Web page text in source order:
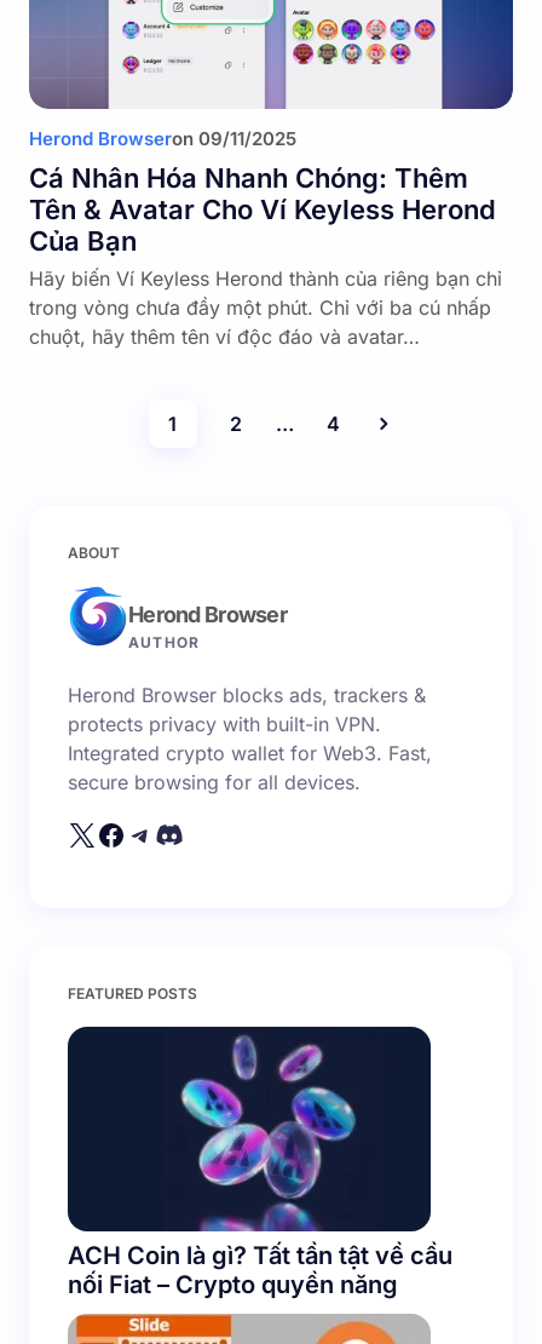
Herond Browseron 09/11/2025
Cá Nhân Hóa Nhanh Chóng: Thêm
Tên & Avatar Cho Ví Keyless Herond
Của Bạn
Hãy biến Ví Keyless Herond thành của riêng bạn chỉ
trong vòng chưa đầy một phút. Chỉ với ba cú nhấp
chuột, hãy thêm tên ví độc đáo và avatar…
1 2 … 4
ABOUT
Herond Browser
AUTHOR
Herond Browser blocks ads, trackers &
protects privacy with built-in VPN.
Integrated crypto wallet for Web3. Fast,
secure browsing for all devices.
FEATURED POSTS
ACH Coin là gì? Tất tần tật về cầu
nối Fiat – Crypto quyền năng